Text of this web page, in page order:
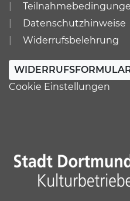
Datenschutzhinweise
Widerrufsbelehrung
Cookie Einstellungen